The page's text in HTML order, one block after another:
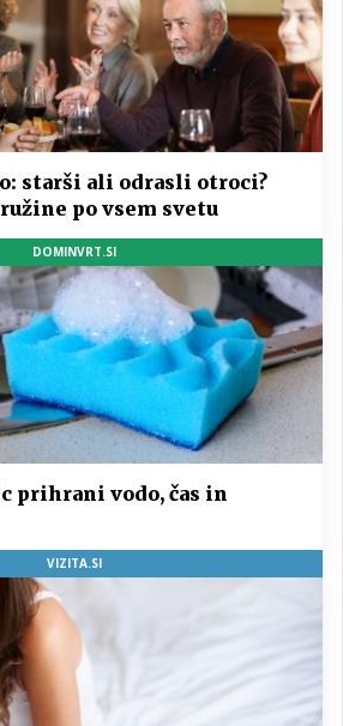
starši ali odrasli otroci?
po vsem svetu
DOMINVRT.SI
prihrani vodo, čas in
VIZITA.SI